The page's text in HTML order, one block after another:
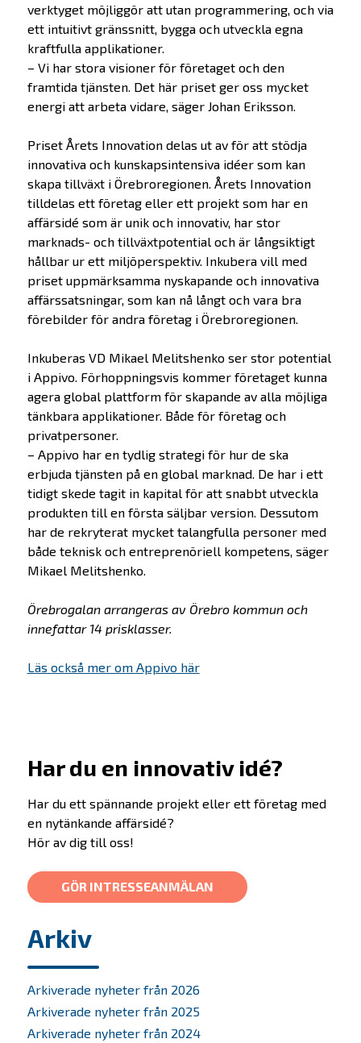
Startup
verktyget möjliggör att utan programmering, och via
ett intuitivt gränssnitt, bygga och utveckla egna
kraftfulla applikationer.
– Vi har stora visioner för företaget och den
framtida tjänsten. Det här priset ger oss mycket
energi att arbeta vidare, säger Johan Eriksson.
Priset Årets Innovation delas ut av för att stödja
innovativa och kunskapsintensiva idéer som kan
skapa tillväxt i Örebroregionen. Årets Innovation
tilldelas ett företag eller ett projekt som har en
affärsidé som är unik och innovativ, har stor
marknads- och tillväxtpotential och är långsiktigt
hållbar ur ett miljöperspektiv. Inkubera vill med
priset uppmärksamma nyskapande och innovativa
affärssatsningar, som kan nå långt och vara bra
förebilder för andra företag i Örebroregionen.
Inkuberas VD Mikael Melitshenko ser stor potential
i Appivo. Förhoppningsvis kommer företaget kunna
agera global plattform för skapande av alla möjliga
tänkbara applikationer. Både för företag och
privatpersoner.
– Appivo har en tydlig strategi för hur de ska
erbjuda tjänsten på en global marknad. De har i ett
tidigt skede tagit in kapital för att snabbt utveckla
produkten till en första säljbar version. Dessutom
har de rekryterat mycket talangfulla personer med
både teknisk och entreprenöriell kompetens, säger
Mikael Melitshenko.
Örebrogalan arrangeras av Örebro kommun och
innefattar 14 prisklasser.
Läs också mer om Appivo här
Har du en innovativ idé?
Har du ett spännande projekt eller ett företag med
en nytänkande affärsidé?
Hör av dig till oss!
GÖR INTRESSEANMÄLAN
Arkiv
Arkiverade nyheter från 2026
Arkiverade nyheter från 2025
Arkiverade nyheter från 2024